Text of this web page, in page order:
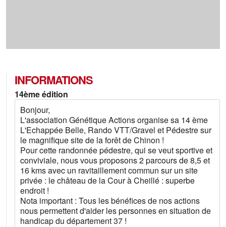
INFORMATIONS
14ème édition
Bonjour,
L'association Génétique Actions organise sa 14 ème
L'Echappée Belle, Rando VTT/Gravel et Pédestre sur
le magnifique site de la forêt de Chinon !
Pour cette randonnée pédestre, qui se veut sportive et
conviviale, nous vous proposons 2 parcours de 8,5 et
16 kms avec un ravitaillement commun sur un site
privée : le château de la Cour à Cheillé : superbe
endroit !
Nota important : Tous les bénéfices de nos actions
nous permettent d'aider les personnes en situation de
handicap du département 37 !